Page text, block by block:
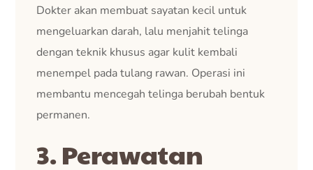
Dokter akan membuat sayatan kecil untuk
mengeluarkan darah, lalu menjahit telinga
dengan teknik khusus agar kulit kembali
menempel pada tulang rawan. Operasi ini
membantu mencegah telinga berubah bentuk
permanen.
3. Perawatan